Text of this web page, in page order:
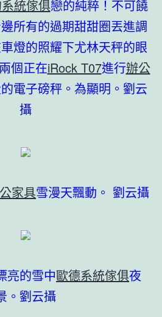
統傢俱戀的純粹！不可饒
所有的過期甜甜圈丟進調
燈的照耀下尤林天秤的眼
個正在iRock T07進行辦公
電子磅秤。為顯明。劉云
攝
家具雪漫天飄動。 劉云攝
亮的雪中歐德系統傢俱夜
。劉云攝